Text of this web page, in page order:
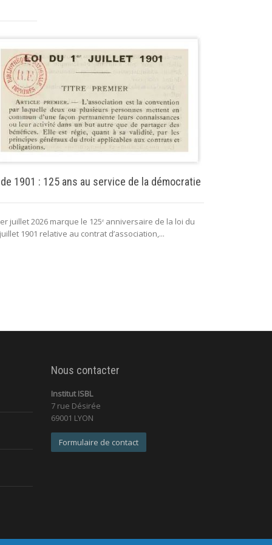
1901 : 125 ans au service de la démocratie
juillet 2026 marque le 125ᵉ anniversaire de la loi du
1901 relative au contrat d’association,...
Nous contacter
Institut ISBL
7 rue Désirée
69001 LYON
Formulaire de contact